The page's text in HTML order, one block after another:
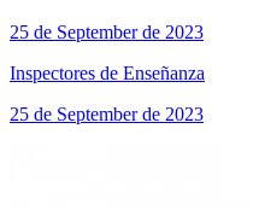
25 de September de 2023
Inspectores de Enseñanza
25 de September de 2023